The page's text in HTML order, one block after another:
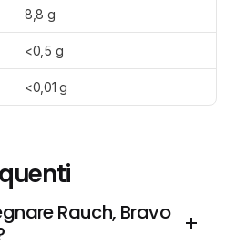
8,8 g
<0,5 g
<0,01 g
Rauch, Bravo